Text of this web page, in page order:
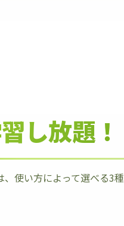
し放題！
使い方によって選べる3